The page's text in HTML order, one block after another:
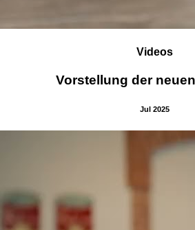
Videos
Vorstellung der
Jul 2025